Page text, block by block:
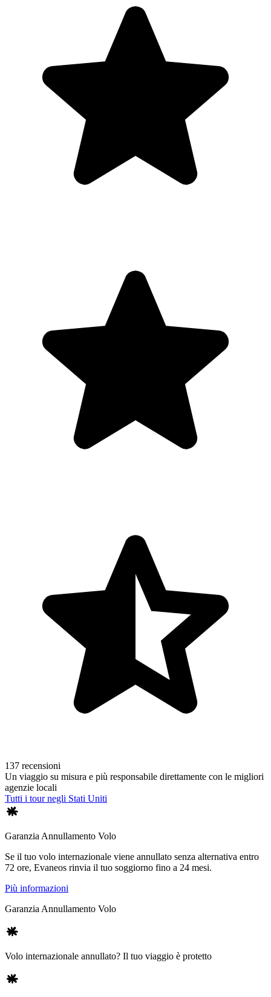
137 recensioni
Un viaggio su misura e più responsabile direttamente con le migliori
agenzie locali
Tutti i tour negli Stati Uniti
Garanzia Annullamento Volo
Se il tuo volo internazionale viene annullato senza alternativa entro
72 ore, Evaneos rinvia il tuo soggiorno fino a 24 mesi.
Più informazioni
Garanzia Annullamento Volo
Volo internazionale annullato? Il tuo viaggio è protetto